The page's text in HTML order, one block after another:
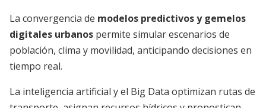
La convergencia de modelos predictivos y gemelos
digitales urbanos permite simular escenarios de
población, clima y movilidad, anticipando decisiones en
tiempo real.
La inteligencia artificial y el Big Data optimizan rutas de